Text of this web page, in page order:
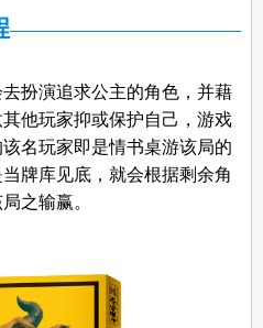
扮演追求公主的角色，并藉
他玩家抑或保护自己，游戏
名玩家即是情书桌游该局的
牌库见底，就会根据剩余角
之输赢。